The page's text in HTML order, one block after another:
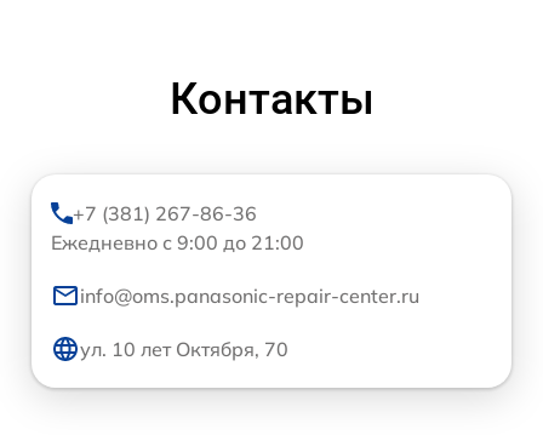
Контакты
+7 (381) 267-86-36
Ежедневно с 9:00 до 21:00
info@oms.panasonic-repair-center.ru
ул. 10 лет Октября, 70